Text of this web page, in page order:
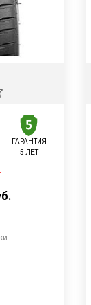
ГАРАНТИЯ
5 ЛЕТ